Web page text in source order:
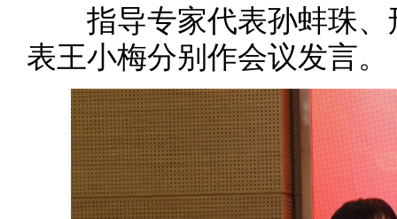
指导专家代表孙蚌珠、
表王小梅分别作会议发言。